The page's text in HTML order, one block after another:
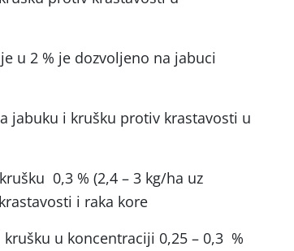
u 2 % je dozvoljeno na jabuci
jabuku i krušku protiv krastavosti u
0,3 % (2,4 – 3 kg/ha uz
i raka kore
u koncentraciji 0,25 – 0,3 %